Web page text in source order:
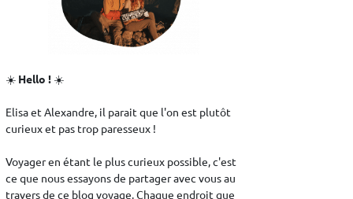
☀️ Hello ! ☀️
Elisa et Alexandre, il parait que l'on est plutôt
curieux et pas trop paresseux !
Voyager en étant le plus curieux possible, c'est
ce que nous essayons de partager avec vous au
travers de ce blog voyage. Chaque endroit que